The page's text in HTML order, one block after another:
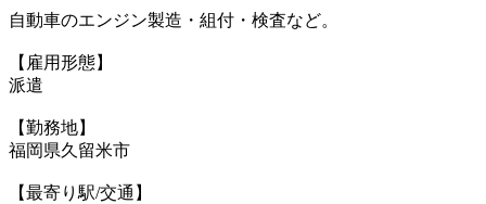
自動車のエンジン製造・組付・検査など。
【雇用形態】
派遣
【勤務地】
福岡県久留米市
【最寄り駅/交通】